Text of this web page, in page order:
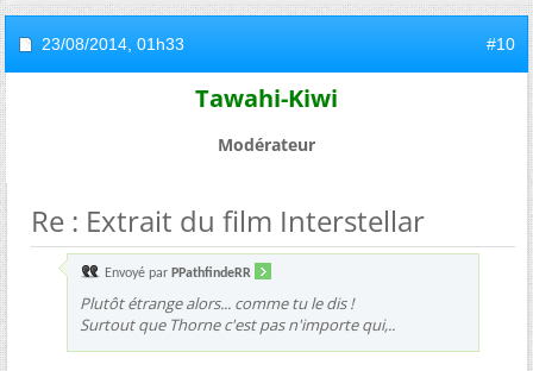
23/08/2014, 01h33 #10
Tawahi-Kiwi
Modérateur
Re : Extrait du film Interstellar
Envoyé par PPathfindeRR
Plutôt étrange alors... comme tu le dis !
Surtout que Thorne c'est pas n'importe qui,..